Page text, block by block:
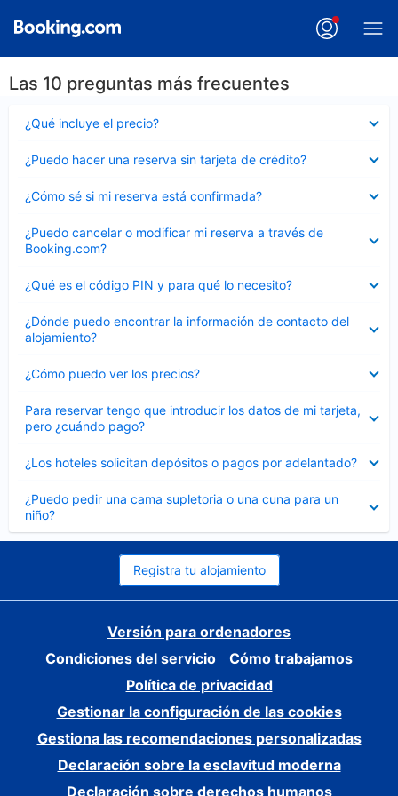
Las 10 preguntas más frecuentes
¿Qué incluye el precio?
cerrado
¿Puedo hacer una reserva sin tarjeta de crédito?
cerrado
¿Cómo sé si mi reserva está confirmada?
cerrado
¿Puedo cancelar o modificar mi reserva a través de
Booking.com?
cerrado
¿Qué es el código PIN y para qué lo necesito?
cerrado
¿Dónde puedo encontrar la información de contacto del
alojamiento?
cerrado
¿Cómo puedo ver los precios?
cerrado
Para reservar tengo que introducir los datos de mi tarjeta,
pero ¿cuándo pago?
cerrado
¿Los hoteles solicitan depósitos o pagos por adelantado?
cerrado
¿Puedo pedir una cama supletoria o una cuna para un
niño?
cerrado
Registra tu alojamiento
Versión para ordenadores
Condiciones del servicio
Cómo trabajamos
Política de privacidad
Gestionar la configuración de las cookies
Gestiona las recomendaciones personalizadas
Declaración sobre la esclavitud moderna
Declaración sobre derechos humanos